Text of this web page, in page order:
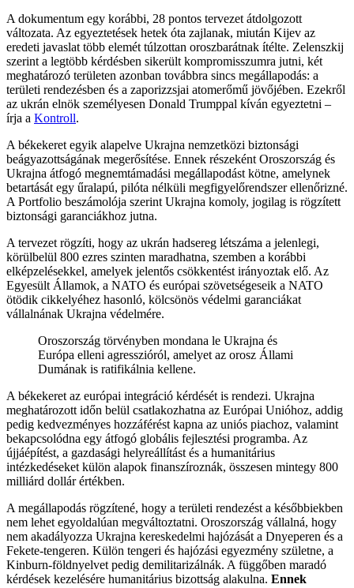
A dokumentum egy korábbi, 28 pontos tervezet átdolgozott
változata. Az egyeztetések hetek óta zajlanak, miután Kijev az
eredeti javaslat több elemét túlzottan oroszbarátnak ítélte. Zelenszkij
szerint a legtöbb kérdésben sikerült kompromisszumra jutni, két
meghatározó területen azonban továbbra sincs megállapodás: a
területi rendezésben és a zaporizzsjai atomerőmű jövőjében. Ezekről
az ukrán elnök személyesen Donald Trumppal kíván egyeztetni –
írja a Kontroll.
A békekeret egyik alapelve Ukrajna nemzetközi biztonsági
beágyazottságának megerősítése. Ennek részeként Oroszország és
Ukrajna átfogó megnemtámadási megállapodást kötne, amelynek
betartását egy űralapú, pilóta nélküli megfigyelőrendszer ellenőrizné.
A Portfolio beszámolója szerint Ukrajna komoly, jogilag is rögzített
biztonsági garanciákhoz jutna.
A tervezet rögzíti, hogy az ukrán hadsereg létszáma a jelenlegi,
körülbelül 800 ezres szinten maradhatna, szemben a korábbi
elképzelésekkel, amelyek jelentős csökkentést irányoztak elő. Az
Egyesült Államok, a NATO és európai szövetségeseik a NATO
ötödik cikkelyéhez hasonló, kölcsönös védelmi garanciákat
vállalnának Ukrajna védelmére.
Oroszország törvényben mondana le Ukrajna és
Európa elleni agresszióról, amelyet az orosz Állami
Dumának is ratifikálnia kellene.
A békekeret az európai integráció kérdését is rendezi. Ukrajna
meghatározott időn belül csatlakozhatna az Európai Unióhoz, addig
pedig kedvezményes hozzáférést kapna az uniós piachoz, valamint
bekapcsolódna egy átfogó globális fejlesztési programba. Az
újjáépítést, a gazdasági helyreállítást és a humanitárius
intézkedéseket külön alapok finanszíroznák, összesen mintegy 800
milliárd dollár értékben.
A megállapodás rögzítené, hogy a területi rendezést a későbbiekben
nem lehet egyoldalúan megváltoztatni. Oroszország vállalná, hogy
nem akadályozza Ukrajna kereskedelmi hajózását a Dnyeperen és a
Fekete-tengeren. Külön tengeri és hajózási egyezmény születne, a
Kinburn-földnyelvet pedig demilitarizálnák. A függőben maradó
kérdések kezelésére humanitárius bizottság alakulna. Ennek